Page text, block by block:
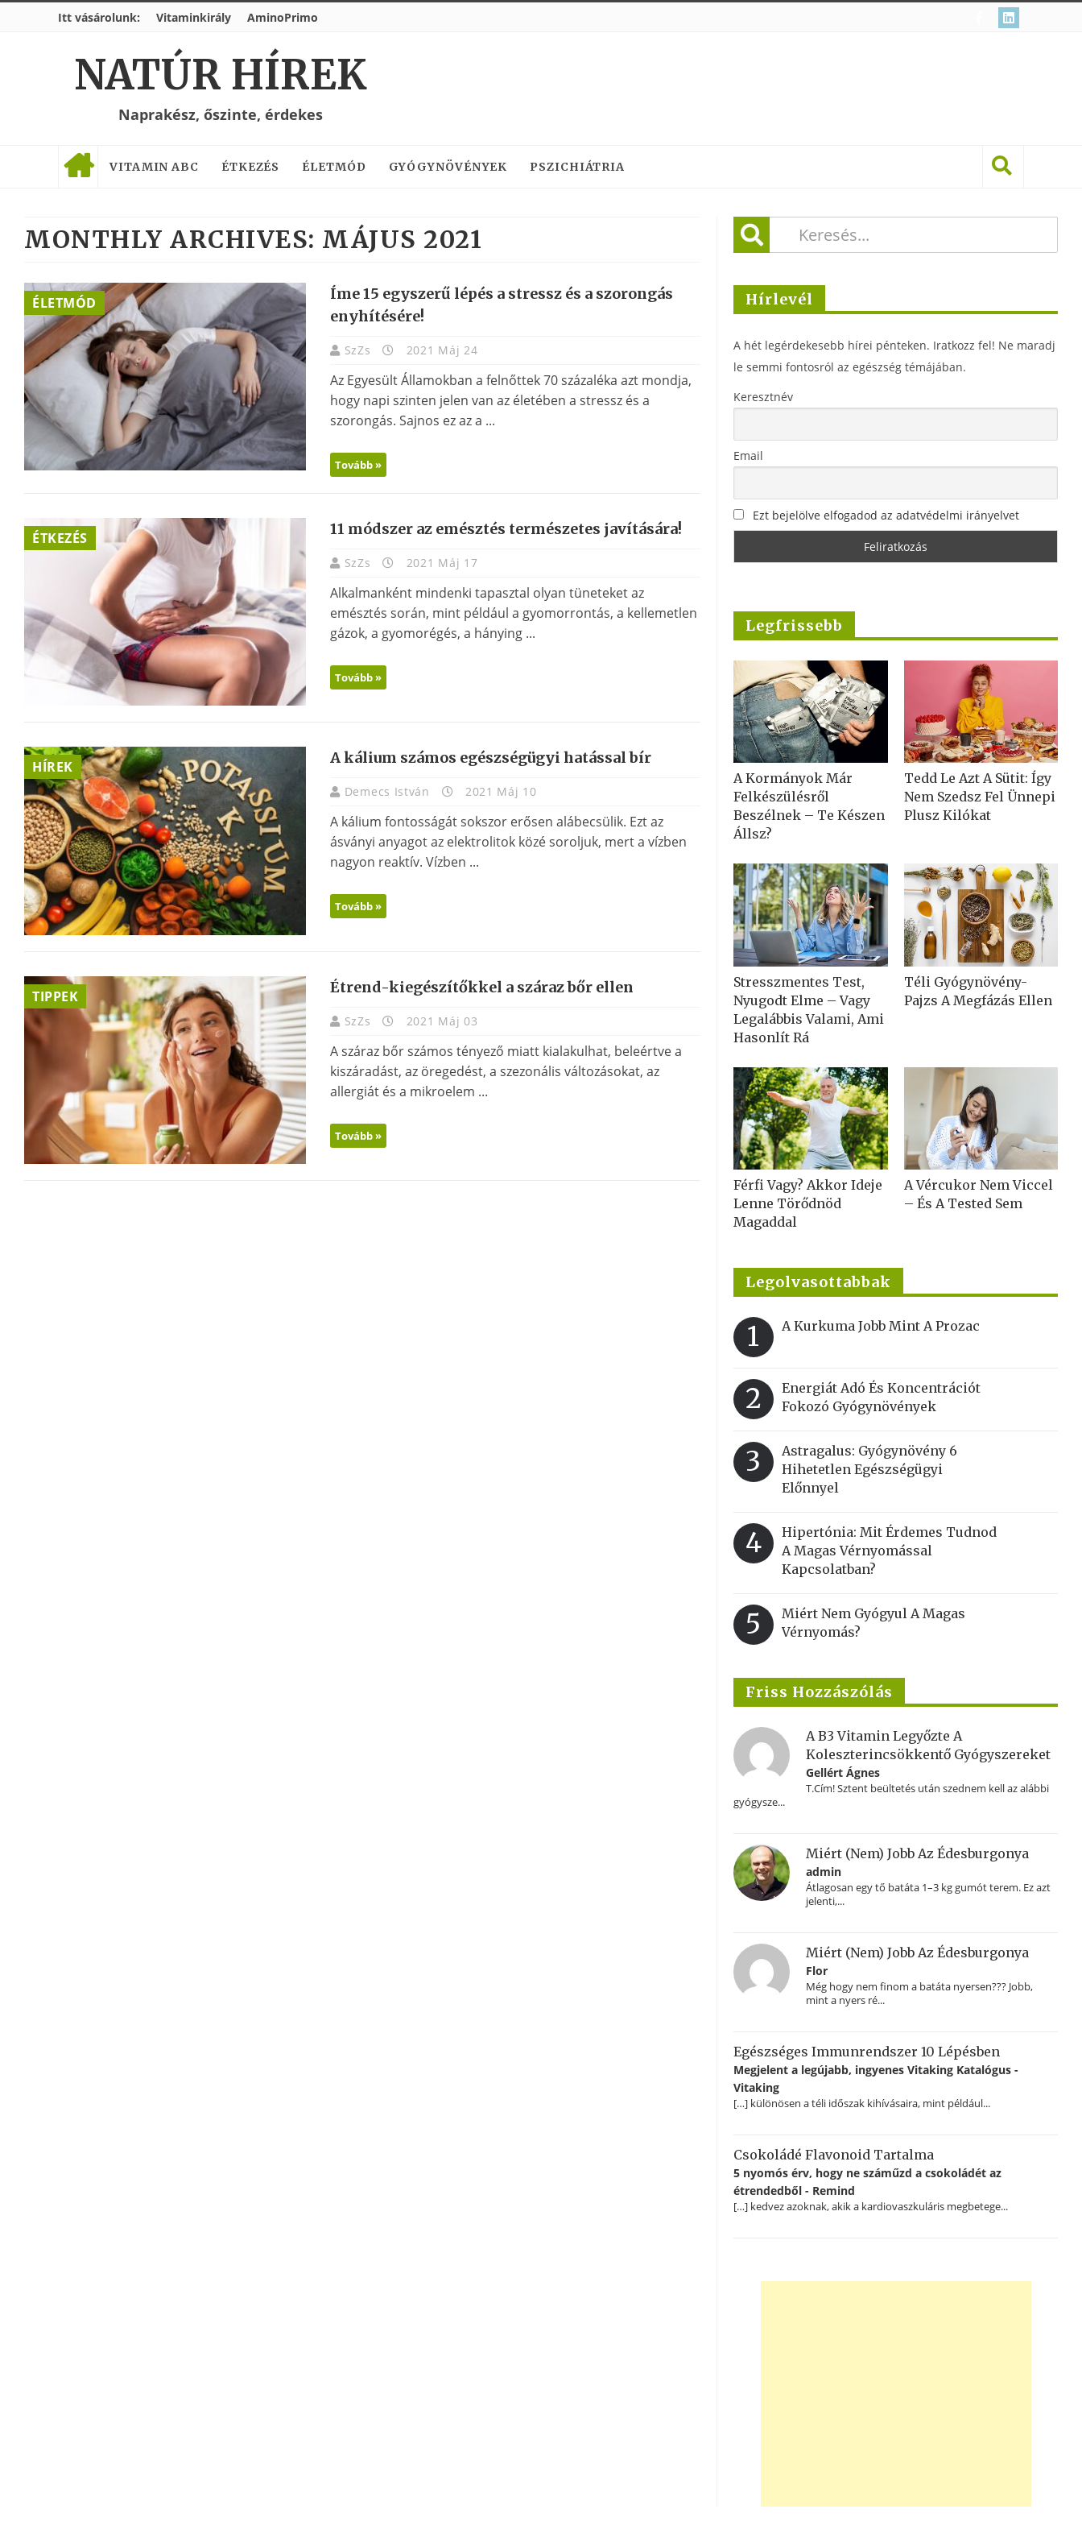
Itt vásárolunk: Vitaminkirály AminoPrimo
NATÚR HÍREK
Naprakész, őszinte, érdekes
VITAMIN ABC ÉTKEZÉS ÉLETMÓD GYÓGYNÖVÉNYEK PSZICHIÁTRIA
MONTHLY ARCHIVES: MÁJUS 2021
ÉLETMÓD
Íme 15 egyszerű lépés a stressz és a szorongás
enyhítésére!
SzZs 2021 Máj 24
Az Egyesült Államokban a felnőttek 70 százaléka azt mondja,
hogy napi szinten jelen van az életében a stressz és a
szorongás. Sajnos ez az a ...
Tovább »
ÉTKEZÉS 11 módszer az emésztés természetes javítására!
SzZs 2021 Máj 17
Alkalmanként mindenki tapasztal olyan tüneteket az
emésztés során, mint például a gyomorrontás, a kellemetlen
gázok, a gyomorégés, a hánying ...
Tovább »
HÍREK A kálium számos egészségügyi hatással bír
Demecs István 2021 Máj 10
A kálium fontosságát sokszor erősen alábecsülik. Ezt az
ásványi anyagot az elektrolitok közé soroljuk, mert a vízben
nagyon reaktív. Vízben ...
Tovább »
TIPPEK Étrend-kiegészítőkkel a száraz bőr ellen
SzZs 2021 Máj 03
A száraz bőr számos tényező miatt kialakulhat, beleértve a
kiszáradást, az öregedést, a szezonális változásokat, az
allergiát és a mikroelem ...
Tovább »
Hírlevél
A hét legérdekesebb hírei pénteken. Iratkozz fel! Ne maradj
le semmi fontosról az egészség témájában.
Keresztnév
Email
Ezt bejelölve elfogadod az adatvédelmi irányelvet
Legfrissebb
A Kormányok Már
Felkészülésről
Beszélnek – Te Készen
Állsz?
Tedd Le Azt A Sütit: Így
Nem Szedsz Fel Ünnepi
Plusz Kilókat
Stresszmentes Test,
Nyugodt Elme – Vagy
Legalábbis Valami, Ami
Hasonlít Rá
Téli Gyógynövény-
Pajzs A Megfázás Ellen
Férfi Vagy? Akkor Ideje
Lenne Törődnöd
Magaddal
A Vércukor Nem Viccel
– És A Tested Sem
Legolvasottabbak
1 A Kurkuma Jobb Mint A Prozac
2
Energiát Adó És Koncentrációt
Fokozó Gyógynövények
3
Astragalus: Gyógynövény 6
Hihetetlen Egészségügyi
Előnnyel
4
Hipertónia: Mit Érdemes Tudnod
A Magas Vérnyomással
Kapcsolatban?
5
Miért Nem Gyógyul A Magas
Vérnyomás?
Friss Hozzászólás
A B3 Vitamin Legyőzte A
Koleszterincsökkentő Gyógyszereket
Gellért Ágnes
T.Cím! Sztent beültetés után szednem kell az alábbi
gyógysze...
Miért (nem) Jobb Az Édesburgonya
admin
Átlagosan egy tő batáta 1–3 kg gumót terem. Ez azt
jelenti,...
Miért (nem) Jobb Az Édesburgonya
Flor
Még hogy nem finom a batáta nyersen??? Jobb,
mint a nyers ré...
Egészséges Immunrendszer 10 Lépésben
Megjelent a legújabb, ingyenes Vitaking Katalógus -
Vitaking
[…] különösen a téli időszak kihívásaira, mint például...
Csokoládé Flavonoid Tartalma
5 nyomós érv, hogy ne száműzd a csokoládét az
étrendedből - Remind
[…] kedvez azoknak, akik a kardiovaszkuláris megbetege...